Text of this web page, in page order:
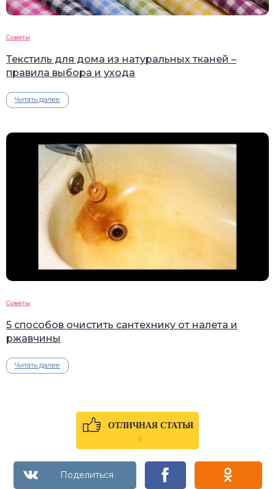
Советы
Текстиль для дома из натуральных тканей –
правила выбора и ухода
Читать далее
Советы
5 способов очистить сантехнику от налета и
ржавчины
Читать далее
ОТЛИЧНАЯ СТАТЬЯ
0